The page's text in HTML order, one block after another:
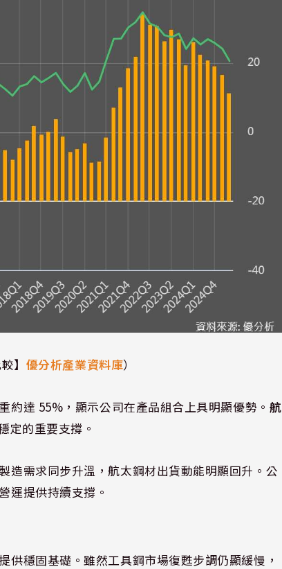
】 優分析產業資料庫）
約達 55%，顯示公司在產品組合上具明顯優勢。 航
定的重要支撐。
造需求同步升溫，航太鋼材出貨動能明顯回升。公
運提供持續支撐。
穩固基礎。雖然工具鋼市場復甦步調仍顯緩慢，